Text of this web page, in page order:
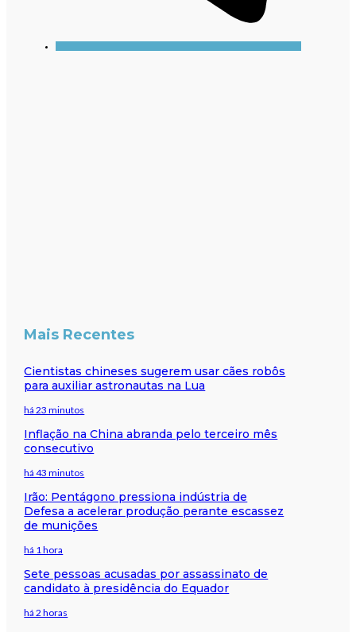
Mais Recentes
Cientistas chineses sugerem usar cães robôs
para auxiliar astronautas na Lua
há 23 minutos
Inflação na China abranda pelo terceiro mês
consecutivo
há 43 minutos
Irão: Pentágono pressiona indústria de
Defesa a acelerar produção perante escassez
de munições
há 1 hora
Sete pessoas acusadas por assassinato de
candidato à presidência do Equador
há 2 horas